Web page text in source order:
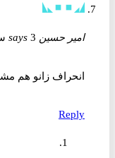
امیر حسین says 3 سال ago
انحراف زانو هم
Reply